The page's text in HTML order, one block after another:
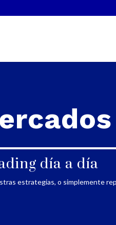
día a día
estrategias, o simplemente